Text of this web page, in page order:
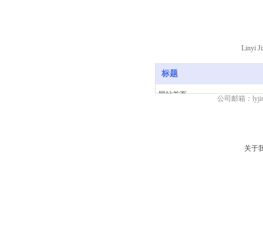
急用户所急，想用户所想，做用户所需。
标题
网站首页
Linyi
公司邮箱：
关于